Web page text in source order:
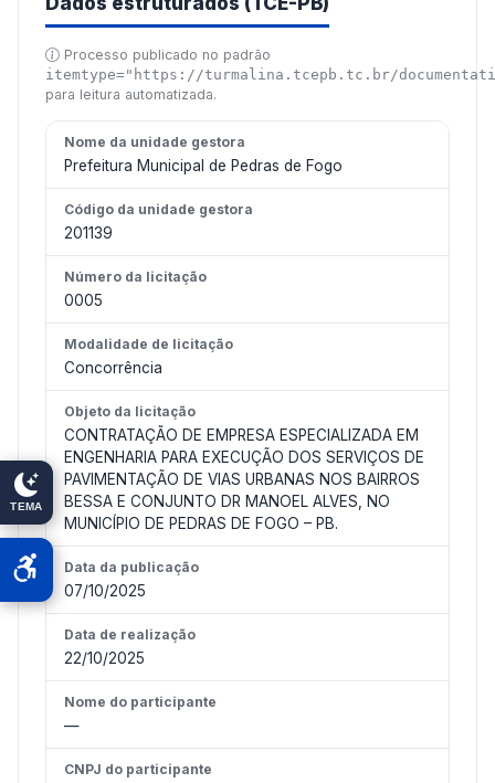
TEMA
Processo publicado no padrão
itemtype="https://turmalina.tcepb.tc.br/
para leitura automatizada.
Nome da unidade gestora
Prefeitura Municipal de Pedras de Fogo
Código da unidade gestora
201139
Número da licitação
0005
Modalidade de licitação
Concorrência
Objeto da licitação
CONTRATAÇÃO DE EMPRESA ESPECIALIZADA EM
ENGENHARIA PARA EXECUÇÃO DOS SERVIÇOS DE
PAVIMENTAÇÃO DE VIAS URBANAS NOS BAIRROS
BESSA E CONJUNTO DR MANOEL ALVES, NO
MUNICÍPIO DE PEDRAS DE FOGO – PB.
Data da publicação
07/10/2025
Data de realização
22/10/2025
Nome do participante
—
CNPJ do participante